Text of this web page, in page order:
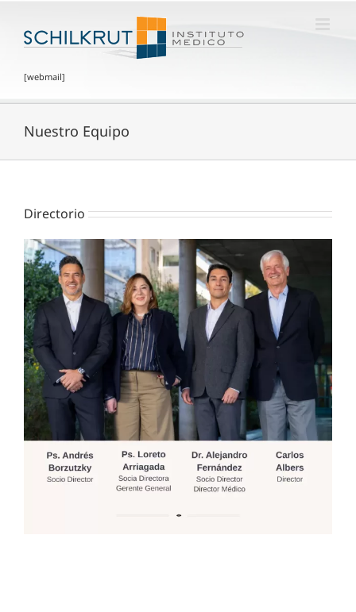
[webmail]
Nuestro Equipo
Directorio